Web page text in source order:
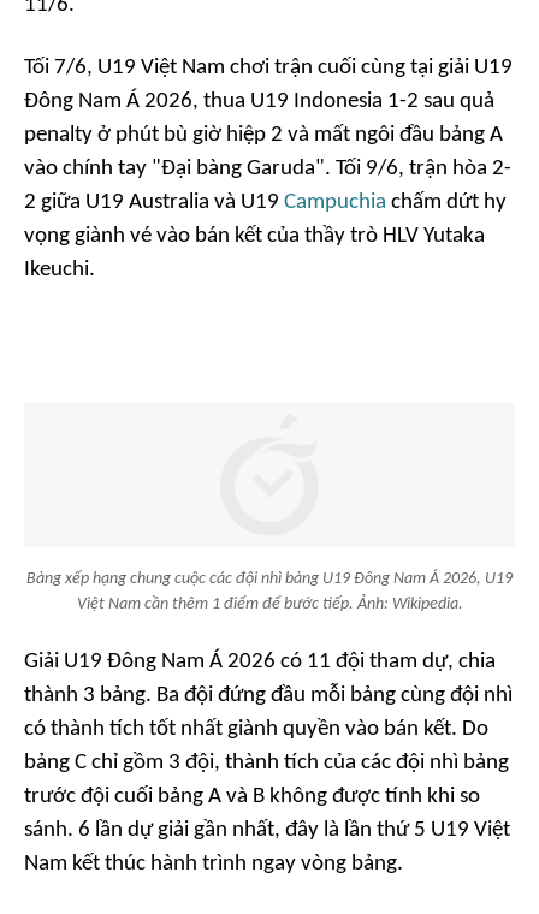
11/6.
Tối 7/6, U19 Việt Nam chơi trận cuối cùng tại giải U19
Đông Nam Á 2026, thua U19 Indonesia 1-2 sau quả
penalty ở phút bù giờ hiệp 2 và mất ngôi đầu bảng A
vào chính tay "Đại bàng Garuda". Tối 9/6, trận hòa 2-
2 giữa U19 Australia và U19 Campuchia chấm dứt hy
vọng giành vé vào bán kết của thầy trò HLV Yutaka
Ikeuchi.
Bảng xếp hạng chung cuộc các đội nhì bảng U19 Đông Nam Á 2026, U19
Việt Nam cần thêm 1 điểm để bước tiếp. Ảnh: Wikipedia.
Giải U19 Đông Nam Á 2026 có 11 đội tham dự, chia
thành 3 bảng. Ba đội đứng đầu mỗi bảng cùng đội nhì
có thành tích tốt nhất giành quyền vào bán kết. Do
bảng C chỉ gồm 3 đội, thành tích của các đội nhì bảng
trước đội cuối bảng A và B không được tính khi so
sánh. 6 lần dự giải gần nhất, đây là lần thứ 5 U19 Việt
Nam kết thúc hành trình ngay vòng bảng.